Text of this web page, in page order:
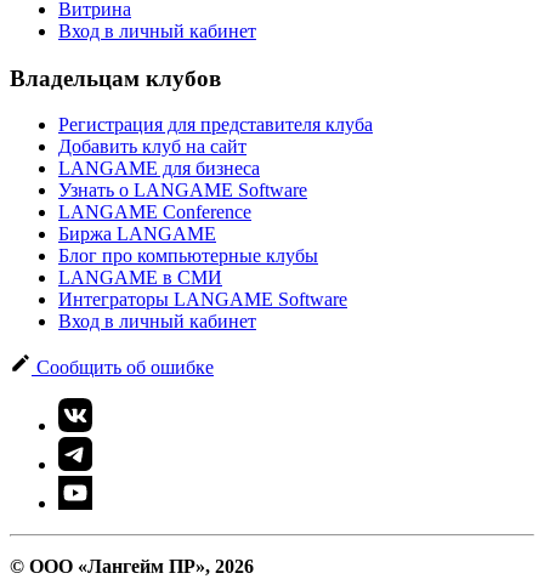
Витрина
Вход в личный кабинет
Владельцам клубов
Регистрация для представителя клуба
Добавить клуб на сайт
LANGAME для бизнеса
Узнать о LANGAME Software
LANGAME Conference
Биржа LANGAME
Блог про компьютерные клубы
LANGAME в СМИ
Интеграторы LANGAME Software
Вход в личный кабинет
Сообщить об ошибке
© ООО «Лангейм ПР», 2026